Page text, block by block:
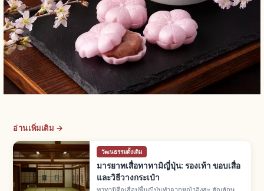
อ่านเพิ่มเติม →
วัฒนธรรมดั้งเดิม
มารยาทเสื่อทาทามิญี่ปุ่น: รองเท้า ขอบเสื่อ
และวิธีวางกระเป๋า